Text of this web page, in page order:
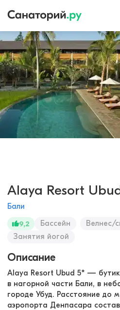
Alaya Resort
Бали
9,2
Бассейн
Велнес/
Занятия йогой
Описание
Alaya Resort Ubud 5* —
в нагорной части Бали, в
городе Убуд. Расстояние до
аэропорта Денпасара